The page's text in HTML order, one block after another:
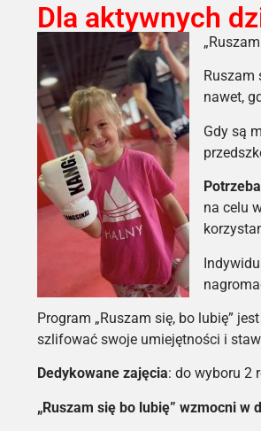
Dla aktywnych
Ruszam
nawet,
Gdy są
na celu
Program „Ruszam się, bo lubię”
szlifować swoje umiejętności i
Dedykowane zajęcia: do wyboru 2
„Ruszam się bo lubię” wzmocni w